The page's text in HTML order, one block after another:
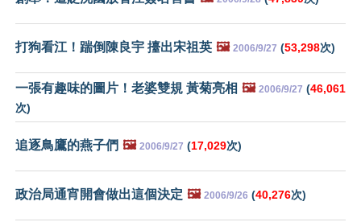
打狗看江！踹倒陳良宇 擡出宋祖英 🖼️ 2006/9/27 (53,298次)
一張有趣味的圖片！老婆雙規 黃菊亮相 🖼️ 2006/9/27 (46,061
次)
追逐鳥鷹的燕子們 🖼️ 2006/9/27 (17,029次)
政治局通宵開會做出這個決定 🖼️ 2006/9/26 (40,276次)